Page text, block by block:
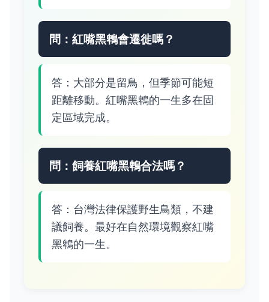
問：紅嘴黑鵯會遷徙嗎？
答：大部分是留鳥，但季節可能短
距離移動。紅嘴黑鵯的一生多在固
定區域完成。
問：飼養紅嘴黑鵯合法嗎？
答：台灣法律保護野生鳥類，不建
議飼養。最好在自然環境觀察紅嘴
黑鵯的一生。